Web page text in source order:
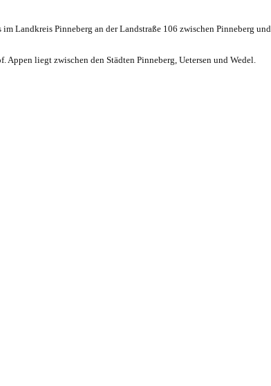
Landkreis Pinneberg an der Landstraße 106 zwischen Pinneberg
Appen liegt zwischen den Städten Pinneberg, Uetersen und Wedel.